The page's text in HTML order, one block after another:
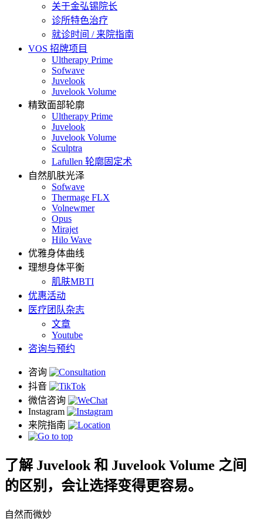
关于金弘锡院长
诊所特色治疗
就诊时间 / 来院指南
VOS 招牌项目
Ultherapy Prime
Sofwave
Juvelook
Juvelook Volume
精致面部轮廓
Ultherapy Prime
Juvelook
Juvelook Volume
Sculptra
Lafullen 轮廓固定术
自然肌肤光泽
Sofwave
Thermage FLX
Volnewmer
Opus
Mirajet
Hilo Wave
优雅身体曲线
理想身体平衡
肌肤MBTI
优惠活动
医疗团队杂志
文章
Youtube
咨询与预约
了解 Juvelook 和 Juvelook Volume 之间
的区别，会让选择变得更容易。
自然而微妙